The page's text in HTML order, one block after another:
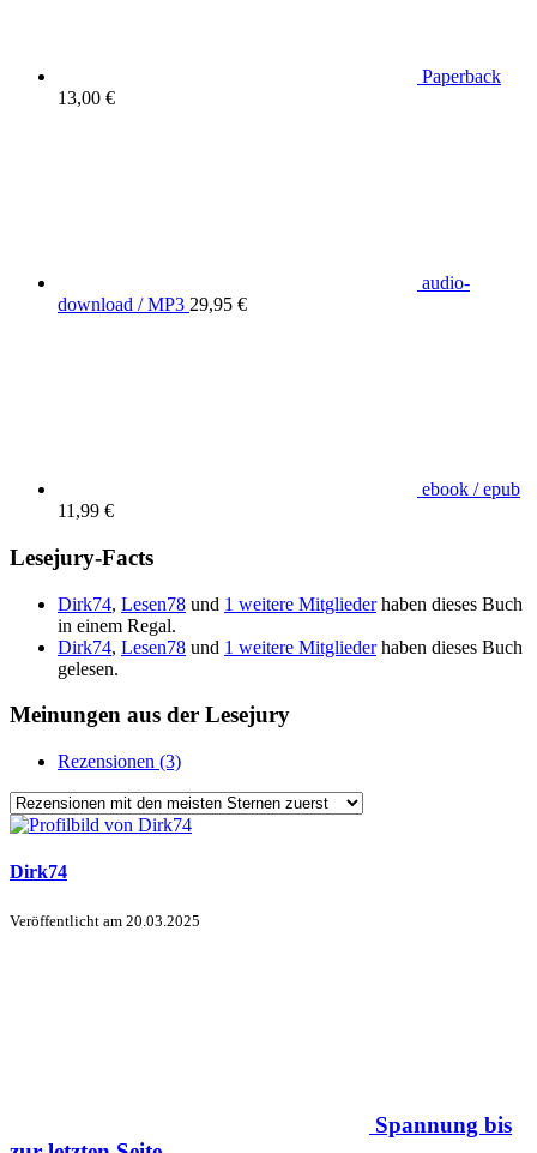
Paperback
13,00 €
audio-
download / MP3 29,95 €
ebook / epub
11,99 €
Lesejury-Facts
Dirk74, Lesen78 und 1 weitere Mitgliederhaben dieses Buch
in einem Regal.
Dirk74, Lesen78 und 1 weitere Mitgliederhaben dieses Buch
gelesen.
Meinungen aus der Lesejury
Rezensionen (3)
Dirk74
Veröffentlicht am 20.03.2025
Spannung bis